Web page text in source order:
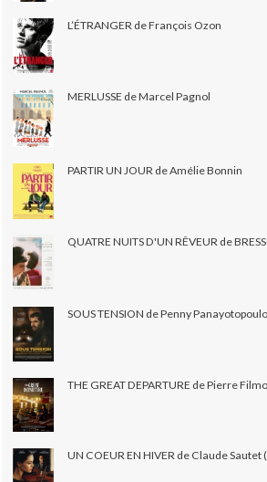
L’ÉTRANGER de François Ozon
MERLUSSE de Marcel Pagnol
PARTIR UN JOUR de Amélie Bonnin
QUATRE NUITS D'UN RÊVEUR de
SOUS TENSION de Penny
THE GREAT DEPARTURE de Pierre
UN COEUR EN HIVER de Claude